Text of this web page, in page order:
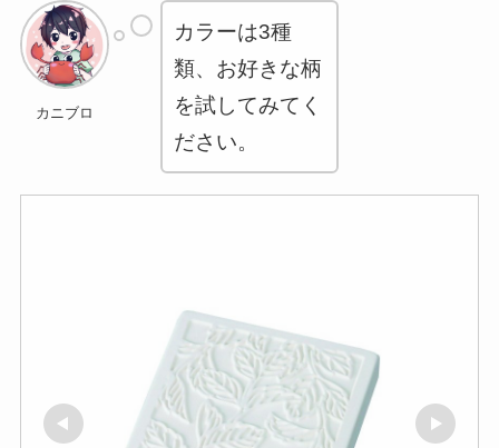
カニブロ
カラーは3種
類、お好きな柄
を試してみてく
ださい。